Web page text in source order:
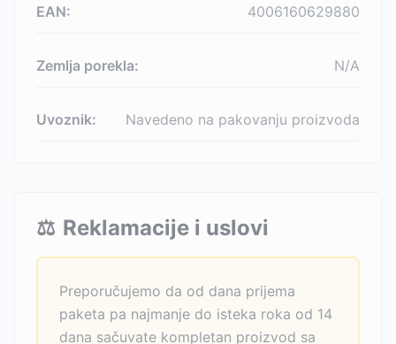
EAN: 4006160629880
Zemlja porekla: N/A
Uvoznik: Navedeno na pakovanju proizvoda
⚖️ Reklamacije i uslovi
Preporučujemo da od dana prijema
paketa pa najmanje do isteka roka od 14
dana sačuvate kompletan proizvod sa